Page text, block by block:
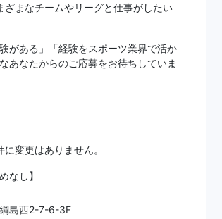
まなチームやリーグと仕事がしたい
がある」「経験をスポーツ業界で活か
あなたからのご応募をお待ちしていま
変更はありません。
なし】
島西2-7-6-3F